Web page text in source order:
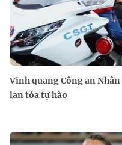
Vinh quang Công an
lan tỏa tự hào